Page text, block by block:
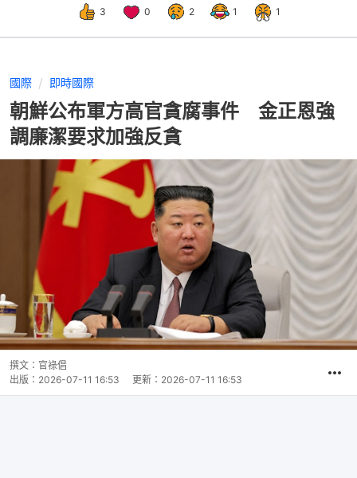
3 0 2 1 1
國際 即時國際
朝鮮公布軍方高官貪腐事件 金正恩強
調廉潔要求加強反貪
撰文： 官祿倡
出版： 2026-07-11 16:53 更新： 2026-07-11 16:53